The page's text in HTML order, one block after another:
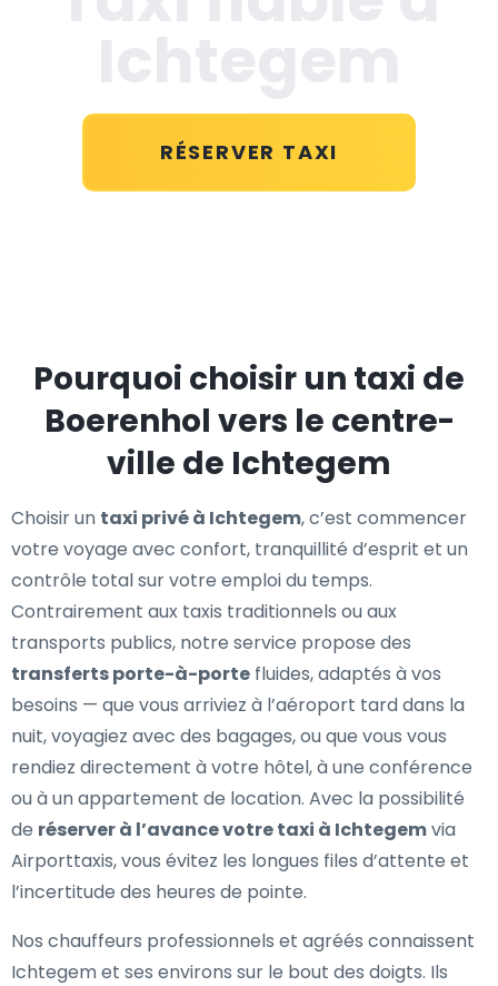
RÉSERVER TAXI
Pourquoi choisir un taxi de
Boerenhol vers le centre-
ville de Ichtegem
Choisir un taxi privé à Ichtegem, c’est commencer
votre voyage avec confort, tranquillité d’esprit et un
contrôle total sur votre emploi du temps.
Contrairement aux taxis traditionnels ou aux
transports publics, notre service propose des
transferts porte-à-porte fluides, adaptés à vos
besoins — que vous arriviez à l’aéroport tard dans la
nuit, voyagiez avec des bagages, ou que vous vous
rendiez directement à votre hôtel, à une conférence
ou à un appartement de location. Avec la possibilité
de réserver à l’avance votre taxi à Ichtegemvia
Airporttaxis, vous évitez les longues files d’attente et
l’incertitude des heures de pointe.
Nos chauffeurs professionnels et agréés connaissent
Ichtegem et ses environs sur le bout des doigts. Ils